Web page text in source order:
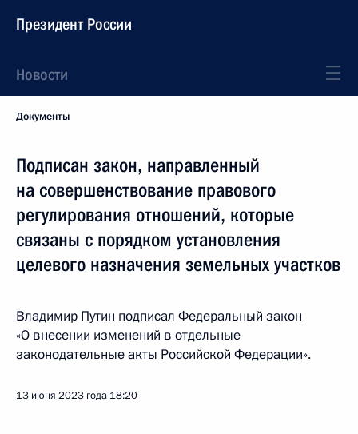
Президент России
Новости
Документы
Подписан закон, направленный
на совершенствование правового
регулирования отношений, которые
связаны с порядком установления
целевого назначения земельных участков
Владимир Путин подписал Федеральный закон
«О внесении изменений в отдельные
законодательные акты Российской Федерации».
13 июня 2023 года 18:20